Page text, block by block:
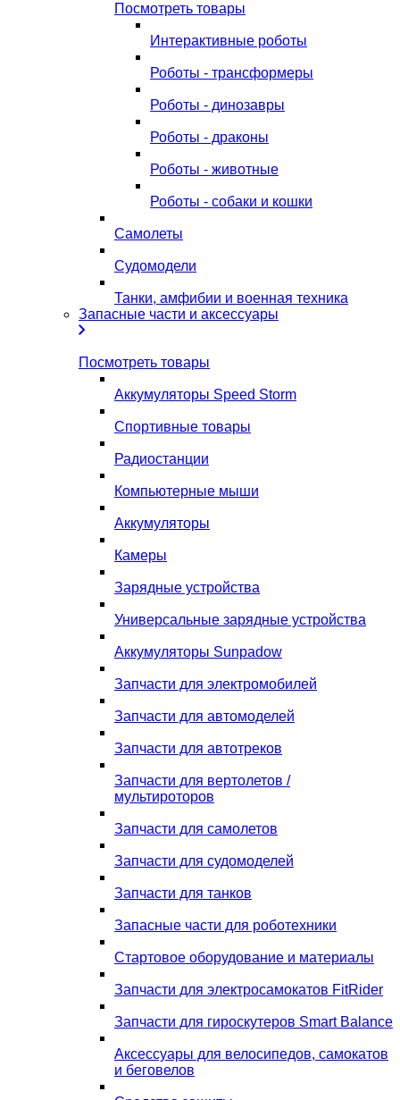
Посмотреть товары
Интерактивные роботы
Роботы - трансформеры
Роботы - динозавры
Роботы - драконы
Роботы - животные
Роботы - собаки и кошки
Самолеты
Судомодели
Танки, амфибии и военная техника
Запасные части и аксессуары
Посмотреть товары
Аккумуляторы Speed Storm
Спортивные товары
Радиостанции
Компьютерные мыши
Аккумуляторы
Камеры
Зарядные устройства
Универсальные зарядные устройства
Аккумуляторы Sunpadow
Запчасти для электромобилей
Запчасти для автомоделей
Запчасти для автотреков
Запчасти для вертолетов /
мультироторов
Запчасти для самолетов
Запчасти для судомоделей
Запчасти для танков
Запасные части для роботехники
Стартовое оборудование и материалы
Запчасти для электросамокатов FitRider
Запчасти для гироскутеров Smart Balance
Аксессуары для велосипедов, самокатов
и беговелов